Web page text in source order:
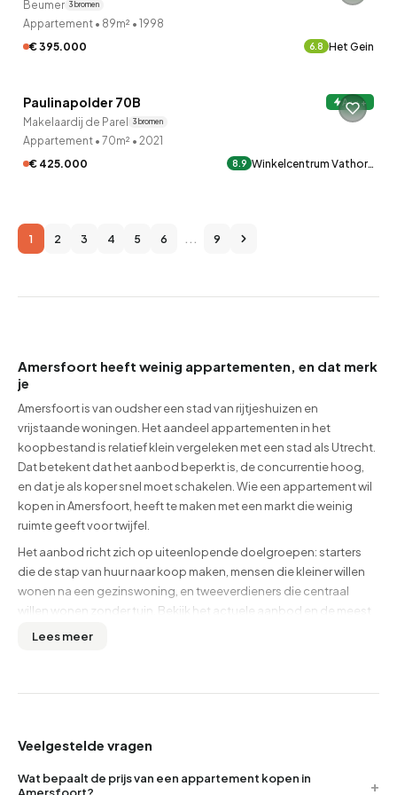
Beumer 3 bronnen
Appartement • 89m² • 1998
€ 395.000
6.8 Het Gein
Paulinapolder 70B A+++
Makelaardij de Parel 3 bronnen
Appartement • 70m² • 2021
€ 425.000
8.9 Winkelcentrum Vathor…
1 2 3 4 5 6 ... 9
Amersfoort heeft weinig appartementen, en dat merk
je
Amersfoort is van oudsher een stad van rijtjeshuizen en
vrijstaande woningen. Het aandeel appartementen in het
koopbestand is relatief klein vergeleken met een stad als Utrecht.
Dat betekent dat het aanbod beperkt is, de concurrentie hoog,
en dat je als koper snel moet schakelen. Wie een appartement wil
kopen in Amersfoort, heeft te maken met een markt die weinig
ruimte geeft voor twijfel.
Het aanbod richt zich op uiteenlopende doelgroepen: starters
die de stap van huur naar koop maken, mensen die kleiner willen
wonen na een gezinswoning, en tweeverdieners die centraal
willen wonen zonder tuin. Bekijk het actuele aanbod en de meest
recente cijfers in
appartementen. Dat heeft een aantal oorzaken die ook voor jou
Lees meer
Veelgestelde vragen
Wat bepaalt de prijs van een appartement kopen in